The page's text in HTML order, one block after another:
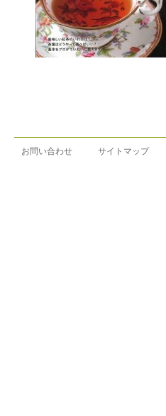
お問い合わせ サイトマップ